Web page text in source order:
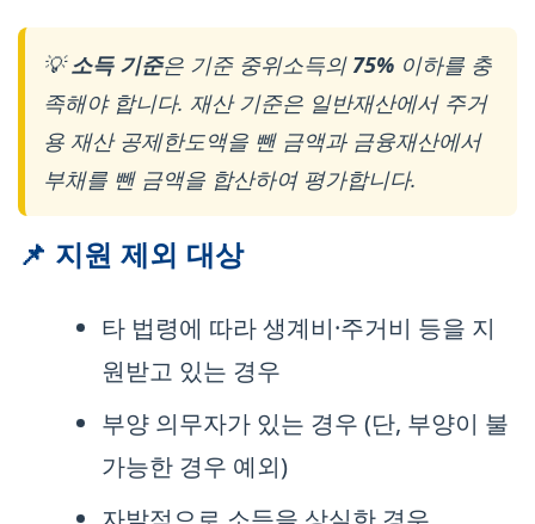
💡소득 기준은 기준 중위소득의 75% 이하를 충
족해야 합니다. 재산 기준은 일반재산에서 주거
용 재산 공제한도액을 뺀 금액과 금융재산에서
부채를 뺀 금액을 합산하여 평가합니다.
📌 지원 제외 대상
타 법령에 따라 생계비·주거비 등을 지
원받고 있는 경우
부양 의무자가 있는 경우 (단, 부양이 불
가능한 경우 예외)